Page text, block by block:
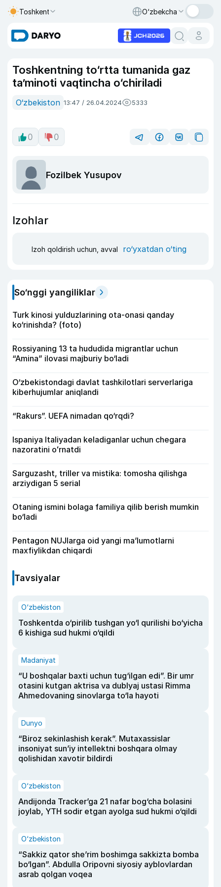
Toshkent O‘zbekcha
Toshkentning to‘rtta tumanida gaz
ta’minoti vaqtincha o‘chiriladi
O‘zbekiston 13:47 / 26.04.2024 5333
0 0
Fozilbek Yusupov
Izohlar
Izoh qoldirish uchun, avval ro‘yxatdan o‘ting
So‘nggi yangiliklar
Turk kinosi yulduzlarining ota-onasi qanday
ko‘rinishda? (foto)
Rossiyaning 13 ta hududida migrantlar uchun
“Amina” ilovasi majburiy bo‘ladi
O‘zbekistondagi davlat tashkilotlari serverlariga
kiberhujumlar aniqlandi
“Rakurs”. UEFA nimadan qo‘rqdi?
Ispaniya Italiyadan keladiganlar uchun chegara
nazoratini oʻrnatdi
Sarguzasht, triller va mistika: tomosha qilishga
arziydigan 5 serial
Otaning ismini bolaga familiya qilib berish mumkin
bo‘ladi
Pentagon NUJlarga oid yangi maʼlumotlarni
maxfiylikdan chiqardi
Tavsiyalar
O‘zbekiston
Toshkentda o‘pirilib tushgan yo‘l qurilishi bo‘yicha
6 kishiga sud hukmi o‘qildi
Madaniyat
“U boshqalar baxti uchun tug‘ilgan edi”. Bir umr
otasini kutgan aktrisa va dublyaj ustasi Rimma
Ahmedovaning sinovlarga to‘la hayoti
Dunyo
“Biroz sekinlashish kerak”. Mutaxassislar
insoniyat sun’iy intellektni boshqara olmay
qolishidan xavotir bildirdi
O‘zbekiston
Andijonda Tracker’ga 21 nafar bog‘cha bolasini
joylab, YTH sodir etgan ayolga sud hukmi o‘qildi
O‘zbekiston
“Sakkiz qator she’rim boshimga sakkizta bomba
bo‘lgan”. Abdulla Oripovni siyosiy ayblovlardan
asrab qolgan voqea